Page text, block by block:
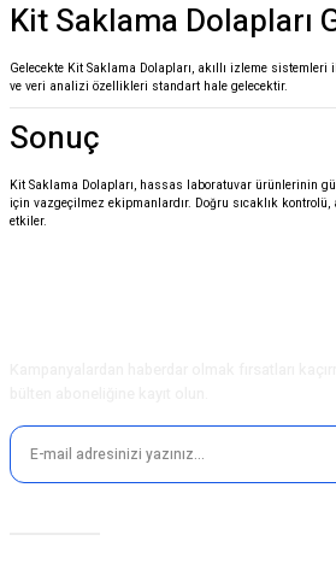
Kit Saklama Dolapları
Gelecekte Kit Saklama Dolapları, akıllı izleme sistemleri
ve veri analizi özellikleri standart hale gelecektir.
Sonuç
Kit Saklama Dolapları, hassas laboratuvar ürünlerinin
için vazgeçilmez ekipmanlardır. Doğru sıcaklık
etkiler.